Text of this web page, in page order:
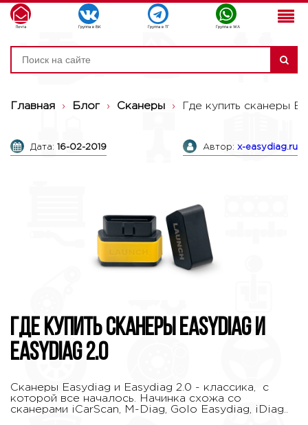
Почта Группа в ВК Группа в ТГ Группа в WA
Главная › Блог › Сканеры › Где купить сканеры
Дата: 16-02-2019 Автор: x-easydiag.ru
Где купить сканеры Easydiag и
Easydiag 2.0
Сканеры Easydiag и Easydiag 2.0 - классика, с
которой все началось. Начинка схожа со
сканерами iCarScan, M-Diag, Golo Easydiag, iDiag..